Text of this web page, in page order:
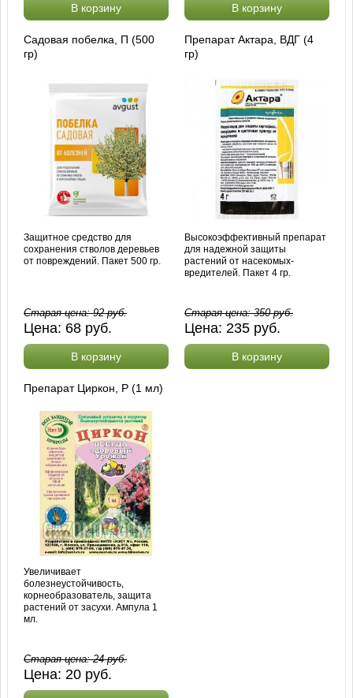
В корзину В корзину
Садовая побелка, П (500
гр)
Защитное средство для
сохранения стволов деревьев
от повреждений. Пакет 500 гр.
Старая цена:92руб.
Цена: 68 руб.
В корзину
Препарат Актара, ВДГ (4
гр)
Высокоэффективный препарат
для надежной защиты
растений от насекомых-
вредителей. Пакет 4 гр.
Старая цена:350руб.
Цена: 235 руб.
В корзину
Препарат Циркон, Р (1 мл)
Увеличивает
болезнеустойчивость,
корнеобразователь, защита
растений от засухи. Ампула 1
мл.
Старая цена:24руб.
Цена: 20 руб.